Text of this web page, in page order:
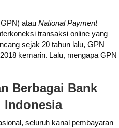
atau National Payment
transaksi online yang
sejak 20 tahun lalu, GPN
kemarin. Lalu, mengapa GPN
Berbagai Bank
Indonesia
seluruh kanal pembayaran